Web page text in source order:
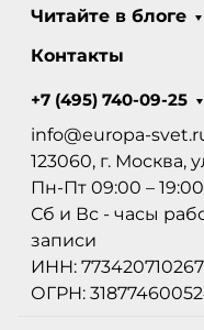
Читайте в блоге
Контакты
+7 (495) 740-09-25
info@europa-
123060, г. Москва,
Пн-Пт 09:00 – 19:00
Сб и Вс - часы
записи
ИНН: 773420710267
ОГРН: